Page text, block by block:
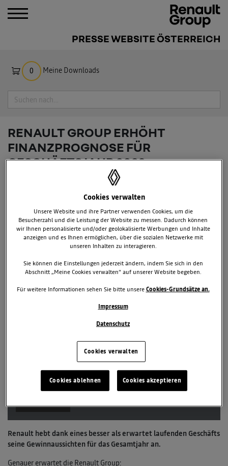
PRESSE WEBSITE ÖSTERREICH
0 Meine Downloads
Suche
RENAULT GROUP ERHÖHT
FINANZPROGNOSE FÜR
GESCHÄFTSJAHR 2023
News Renaulution
2 zugehörige Dokumente
1 zugehörige Bilder
Downloads
Renault hebt dank eines besser als erwartet laufenden Geschäfts
seine Gewinnaussichten für das Gesamtjahr an.
Genauer erwartet die Renault Group:
Cookies verwalten
Unsere Website und ihre Partner verwenden Cookies, um die
Besucherzahl und die Leistung der Website zu messen. Dadurch können
wir Ihnen personalisierte und/oder geolokalisierte Werbungen und Inhalte
anzeigen und es Ihnen ermöglichen, über die sozialen Netzwerke mit
unseren Inhalten zu interagieren.
Sie können die Einstellungen jederzeit ändern, indem Sie sich in den
Abschnitt „Meine Cookies verwalten“ auf unserer Website begeben.
Für weitere Informationen sehen Sie bitte unsereCookies-Grundsätze an.
Impressum
Datenschutz
Cookies verwalten
Cookies ablehnen Cookies akzeptieren